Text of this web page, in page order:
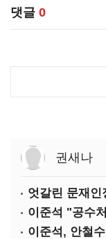
댓글 0
권새나